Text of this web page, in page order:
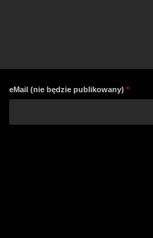
eMail (nie będzie publikowany)*